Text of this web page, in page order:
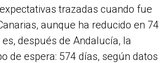
trazadas cuando fue
aunque ha reducido en 74
después de Andalucía, la
de espera: 574 días, según datos